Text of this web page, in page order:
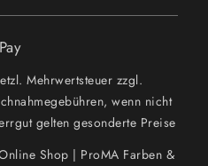
Pay
Mehrwertsteuer zzgl.
wenn nicht
gelten gesonderte Preise
Shop | ProMA Farben &